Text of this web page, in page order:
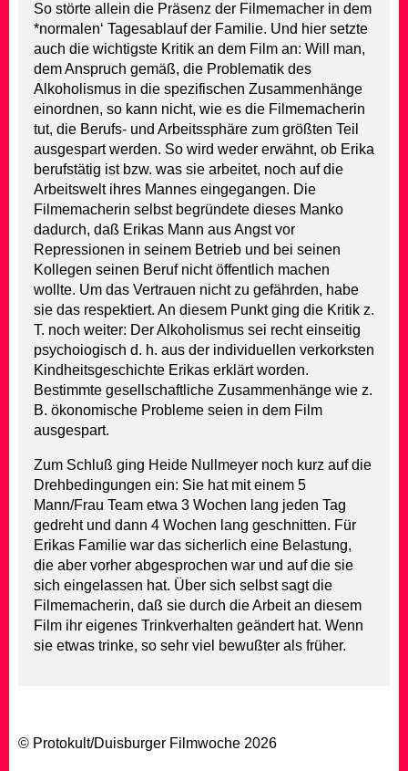
So störte allein die Präsenz der Filmemacher in dem
*normalen‘ Tagesablauf der Familie. Und hier setzte
auch die wichtigste Kritik an dem Film an: Will man,
dem Anspruch gemäß, die Problematik des
Alkoholismus in die spezifischen Zusammenhänge
einordnen, so kann nicht, wie es die Filmemacherin
tut, die Berufs- und Arbeitssphäre zum größten Teil
ausgespart werden. So wird weder erwähnt, ob Erika
berufstätig ist bzw. was sie arbeitet, noch auf die
Arbeitswelt ihres Mannes eingegangen. Die
Filmemacherin selbst begründete dieses Manko
dadurch, daß Erikas Mann aus Angst vor
Repressionen in seinem Betrieb und bei seinen
Kollegen seinen Beruf nicht öffentlich machen
wollte. Um das Vertrauen nicht zu gefährden, habe
sie das respektiert. An diesem Punkt ging die Kritik z.
T. noch weiter: Der Alkoholismus sei recht einseitig
psychoiogisch d. h. aus der individuellen verkorksten
Kindheitsgeschichte Erikas erklärt worden.
Bestimmte gesellschaftliche Zusammenhänge wie z.
B. ökonomische Probleme seien in dem Film
ausgespart.
Zum Schluß ging Heide Nullmeyer noch kurz auf die
Drehbedingungen ein: Sie hat mit einem 5
Mann/Frau Team etwa 3 Wochen lang jeden Tag
gedreht und dann 4 Wochen lang geschnitten. Für
Erikas Familie war das sicherlich eine Belastung,
die aber vorher abgesprochen war und auf die sie
sich eingelassen hat. Über sich selbst sagt die
Filmemacherin, daß sie durch die Arbeit an diesem
Film ihr eigenes Trinkverhalten geändert hat. Wenn
sie etwas trinke, so sehr viel bewußter als früher.
© Protokult/Duisburger Filmwoche 2026